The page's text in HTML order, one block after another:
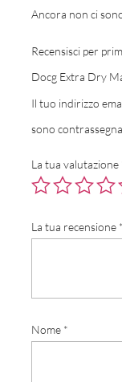
Ancora non ci
Recensisci per
Docg Extra Dry
Il tuo indirizzo
sono
La tua valutazione
La tua recensione *
Nome *